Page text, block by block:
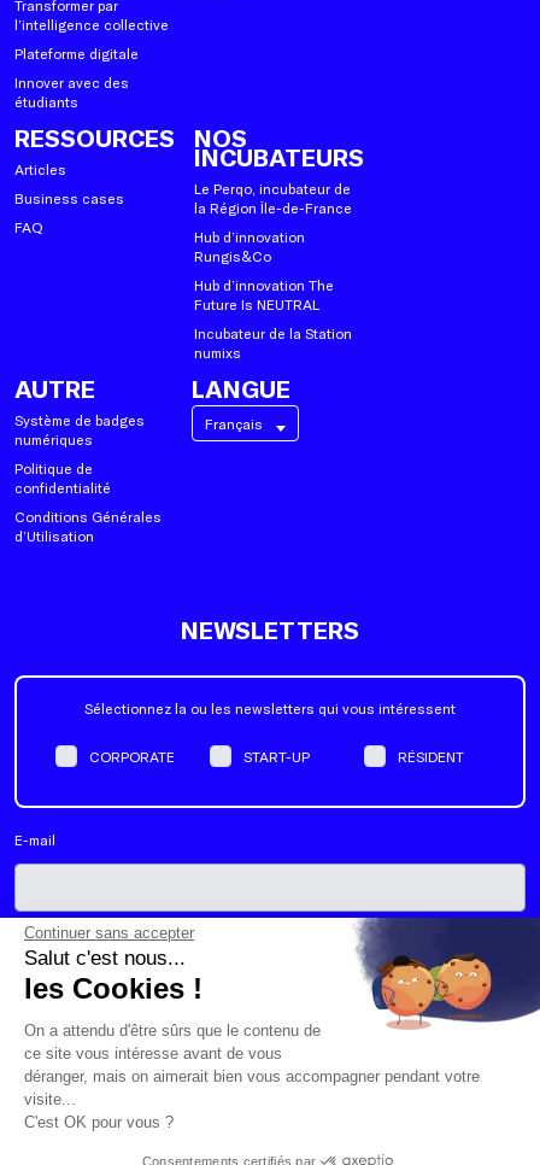
Transformer par
l’intelligence collective
Plateforme digitale
Innover avec des
étudiants
RESSOURCES
Articles
Business cases
FAQ
NOS
INCUBATEURS
Le Perqo, incubateur de
la Région Île-de-France
Hub d’innovation
Rungis&Co
Hub d’innovation The
Future Is NEUTRAL
Incubateur de la Station
numixs
AUTRE
Système de badges
numériques
Politique de
confidentialité
Conditions Générales
d’Utilisation
LANGUE
Français
NEWSLETTERS
Sélectionnez la ou les newsletters qui vous intéressent
CORPORATE START-UP RÉSIDENT
E-mail
Oui, j'accepte de recevoir la newsletter de Schoolab. Je peux me
désabonner de la liste d'envoi à tout moment.
Continuer sans accepter
Salut c'est nous...
les Cookies !
On a attendu d'être sûrs que le contenu de
ce site vous intéresse avant de vous
déranger, mais on aimerait bien vous accompagner pendant votre
visite...
C'est OK pour vous ?
Consentements certifiés par